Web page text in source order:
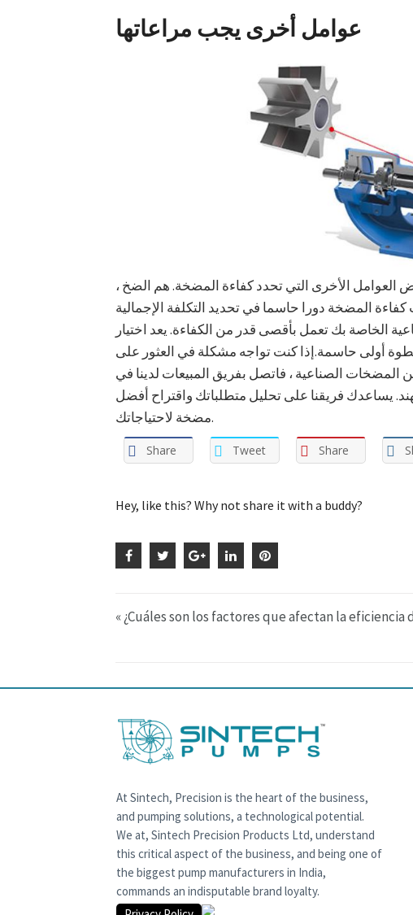
عوامل أخرى يجب مراعاتها
العوامل الأخرى التي تحدد كفاءة المضخة. هم الضخ ،
المضخة دورا حاسما في تحديد التكلفة الإجمالية
الخاصة بك تعمل بأقصى قدر من الكفاءة. يعد اختيار
أولى حاسمة.إذا كنت تواجه مشكلة في العثور على
يساعدك فريقنا على تحليل متطلباتك واقتراح أفضل
مضخة لاحتياجاتك.
Share Tweet Share
Hey, like this? Why not share it with a buddy?
« ¿Cuáles son los factores que afectan la
At Sintech, Precision is the heart of the business,
and pumping solutions, a technological potential.
We at, Sintech Precision Products Ltd, understand
this critical aspect of the business, and being one of
the biggest pump manufacturers in India,
commands an indisputable brand loyalty.